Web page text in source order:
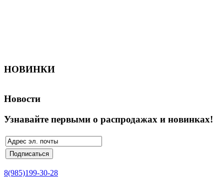
НОВИНКИ
Новости
Узнавайте первыми о распродажах и новинках!
8(985)199-30-28